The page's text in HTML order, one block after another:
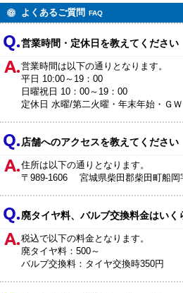
よくあるご質問 FAQ
営業時間・定休日を教えてください
営業時間は以下の通りとなります。
平日 10:00～19：00
日曜祝日 10：00～19：00
定休日 水曜/第二火曜・年末年始・Ｇ
店舗へのアクセスを教えてください
住所は以下の通りとなります。
〒989-1606 宮城県柴田郡柴田町船岡
廃タイヤ料、バルブ交換料金はいく
税込で以下の料金となります。
廃タイヤ料：500～
バルブ交換料：タイヤ交換時350円